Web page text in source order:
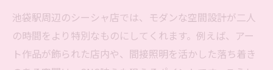
池袋駅周辺のシーシャ店では、モダンな空間設計が二人
の時間をより特別なものにしてくれます。例えば、アー
ト作品が飾られた店内や、間接照明を活かした落ち着き